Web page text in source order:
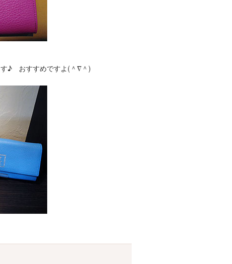
す♪ おすすめですよ(＾∇＾)